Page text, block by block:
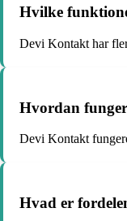
Hvilke
Devi Kontakt har
Hvordan
Devi Kontakt
Hvad er